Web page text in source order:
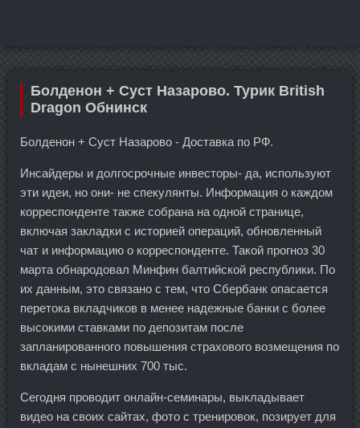
Болденон + Суст Назарово. Турик British
Dragon Обнинск
Болденон + Суст Назарово - Доставка по РФ.
Инсайдеры и долгосрочные инвесторы- да, используют
эти идеи, но они- не спекулянты. Информация о каждом
корреспонденте также собрана на одной странице,
включая закладки с историей операций, обновленный
чат и информацию о корреспонденте. Такой прогноз 30
марта обнародовал Минфин балтийской республики. По
их данным, это связано с тем, что Сбербанк опасается
перетока вкладчиков в менее надежные банки с более
высокими ставками по депозитам после
запланированного повышения страхового возмещения по
вкладам с нынешних 700 тыс.
Сегодня проводит онлайн-семинары, выкладывает
видео на своих сайтах, фото с тренировок, позирует для